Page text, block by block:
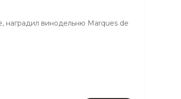
наградил винодельню Marques de